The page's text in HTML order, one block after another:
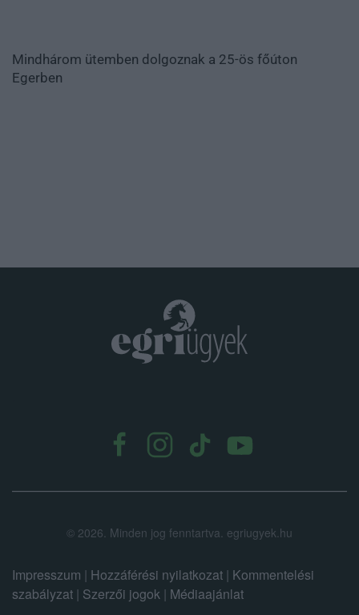
Mindhárom ütemben dolgoznak a 25-ös főúton
Egerben
© 2026. Minden jog fenntartva. egriugyek.hu
Impresszum | Hozzáférési nyilatkozat | Kommentelési
szabályzat | Szerzői jogok | Médiaajánlat